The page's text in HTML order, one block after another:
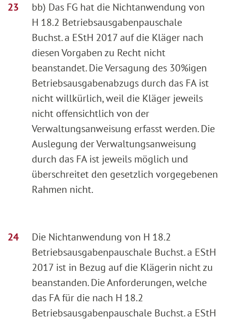
bb) Das FG hat die Nichtanwendung von
H 18.2 Betriebsausgabenpauschale
Buchst. a EStH 2017 auf die Kläger nach
diesen Vorgaben zu Recht nicht
beanstandet. Die Versagung des 30%igen
Betriebsausgabenabzugs durch das FA ist
nicht willkürlich, weil die Kläger jeweils
nicht offensichtlich von der
Verwaltungsanweisung erfasst werden. Die
Auslegung der Verwaltungsanweisung
durch das FA ist jeweils möglich und
überschreitet den gesetzlich vorgegebenen
Rahmen nicht.
Die Nichtanwendung von H 18.2
Betriebsausgabenpauschale Buchst. a EStH
2017 ist in Bezug auf die Klägerin nicht zu
beanstanden. Die Anforderungen, welche
das FA für die nach H 18.2
Betriebsausgabenpauschale Buchst. a EStH